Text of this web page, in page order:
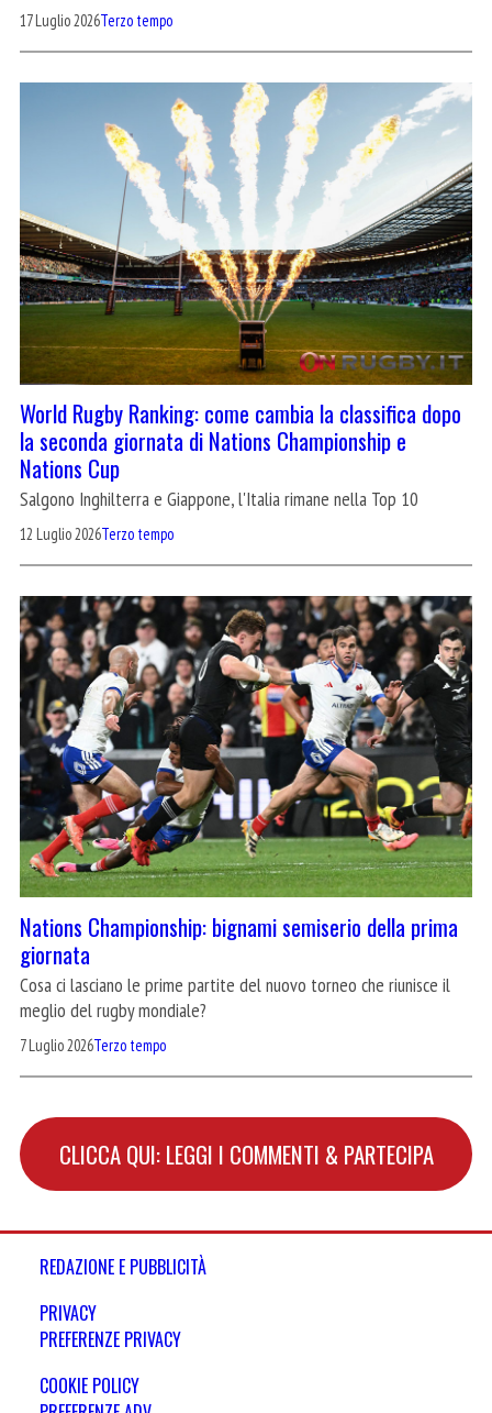
17 Luglio 2026Terzo tempo
World Rugby Ranking: come cambia la classifica dopo
la seconda giornata di Nations Championship e
Nations Cup
Salgono Inghilterra e Giappone, l'Italia rimane nella Top 10
12 Luglio 2026Terzo tempo
Nations Championship: bignami semiserio della prima
giornata
Cosa ci lasciano le prime partite del nuovo torneo che riunisce il
meglio del rugby mondiale?
7 Luglio 2026Terzo tempo
CLICCA QUI: LEGGI I COMMENTI & PARTECIPA
REDAZIONE E PUBBLICITÀ
PRIVACY
PREFERENZE PRIVACY
COOKIE POLICY